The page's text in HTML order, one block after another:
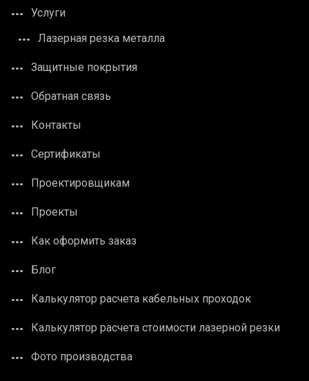
Услуги
Лазерная резка металла
Защитные покрытия
Обратная связь
Контакты
Сертификаты
Проектировщикам
Проекты
Как оформить заказ
Блог
Калькулятор расчета кабельных проходок
Калькулятор расчета стоимости лазерной резки
Фото производства